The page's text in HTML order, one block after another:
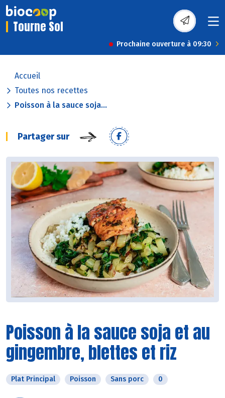
Tourne Sol
Prochaine ouverture à 09:30
Accueil
Toutes nos recettes
Poisson à la sauce soja...
Partager sur
Poisson à la sauce soja et au
gingembre, blettes et riz
Plat Principal Poisson Sans porc 0